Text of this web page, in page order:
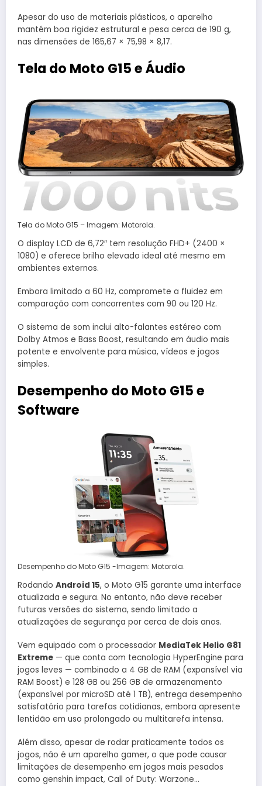
Apesar do uso de materiais plásticos, o aparelho
mantém boa rigidez estrutural e pesa cerca de 190 g,
nas dimensões de 165,67 × 75,98 × 8,17.
Tela do Moto G15 e Áudio
Tela do Moto G15 – Imagem: Motorola.
O display LCD de 6,72″ tem resolução FHD+ (2400 ×
1080) e oferece brilho elevado ideal até mesmo em
ambientes externos.
Embora limitado a 60 Hz, compromete a fluidez em
comparação com concorrentes com 90 ou 120 Hz.
O sistema de som inclui alto-falantes estéreo com
Dolby Atmos e Bass Boost, resultando em áudio mais
potente e envolvente para música, vídeos e jogos
simples.
Desempenho do Moto G15 e
Software
Desempenho do Moto G15 -Imagem: Motorola.
Rodando Android 15, o Moto G15 garante uma interface
atualizada e segura. No entanto, não deve receber
futuras versões do sistema, sendo limitado a
atualizações de segurança por cerca de dois anos.
Vem equipado com o processador MediaTek Helio G81
Extreme — que conta com tecnologia HyperEngine para
jogos leves — combinado a 4 GB de RAM (expansível via
RAM Boost) e 128 GB ou 256 GB de armazenamento
(expansível por microSD até 1 TB), entrega desempenho
satisfatório para tarefas cotidianas, embora apresente
lentidão em uso prolongado ou multitarefa intensa.
Além disso, apesar de rodar praticamente todos os
jogos, não é um aparelho gamer, o que pode causar
limitações de desempenho em jogos mais pesados
como genshin impact, Call of Duty: Warzone…